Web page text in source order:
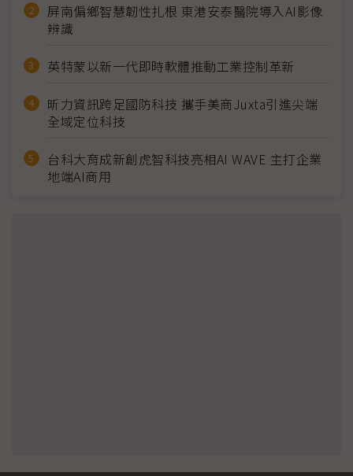
屏南偏鄉智慧韌性扎根 東港安泰醫院導入AI影像
辨識
英特蒙以新一代即時軟體推動工業控制革新
昕力資訊跨足國防科技 攜手美商Juxta引進尖端
全域定位科技
台科大育成新創虎智科技亮相AI WAVE 主打企業
地端AI商用